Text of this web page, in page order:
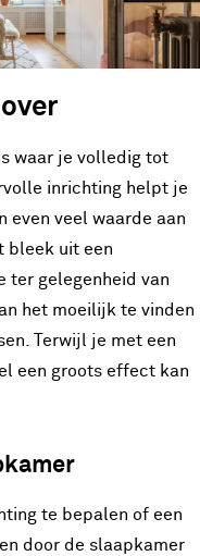
waar je volledig tot
inrichting helpt je
even veel waarde aan
bleek uit een
ter gelegenheid van
het moeilijk te vinden
Terwijl je met een
een groots effect kan
te bepalen of een
door de slaapkamer